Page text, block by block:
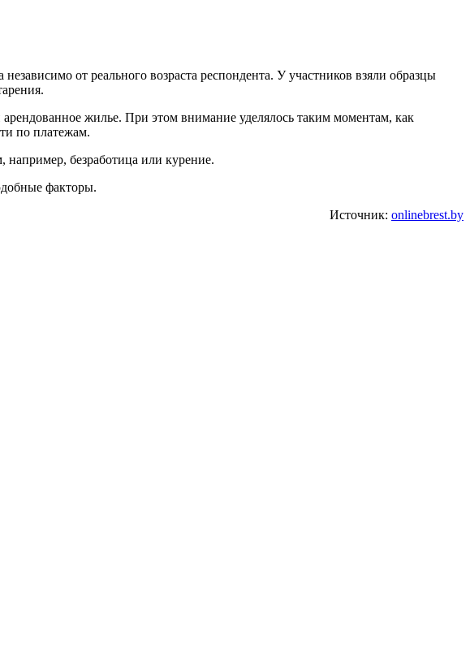
от реального возраста респондента. У участников взяли образцы
жилье. При этом внимание уделялось таким моментам, как
по платежам.
например, безработица или курение.
факторы.
Источник: onlinebrest.by